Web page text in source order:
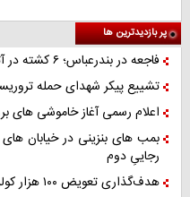
پر بازدیدترین ها
فاجعه در بندرعباس؛ ۶ کشته در آتش‌سوزی منزل مسکونی
تشییع پیکر شهدای حمله
اعلام رسمی آغاز خاموشی های
بمب های بنزینی در خیابان
رجاییِ دوم
هدف‌گذاری تعویض ۱۰۰ هزار کولر فرسوده در هرمزگان